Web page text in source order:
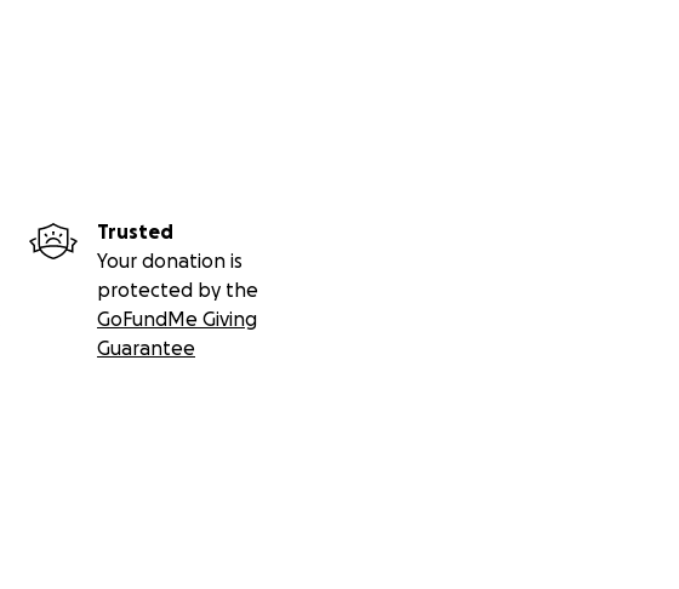
Trusted
Your donation is
protected by the
GoFundMe Giving
Guarantee